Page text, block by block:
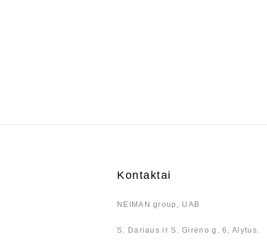
Kontaktai
NEIMAN group, UAB
S. Dariaus ir S. Girėno g. 6, Alytus.